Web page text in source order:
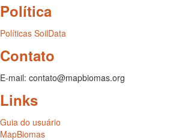
Política
Políticas SoilData
Contato
E-mail: contato@mapbiomas.org
Links
Guia do usuário
MapBiomas